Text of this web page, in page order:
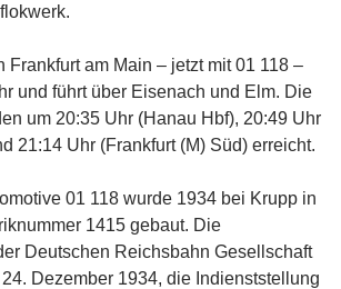
Frankfurt am Main – jetzt mit 01 118 –
und führt über Eisenach und Elm. Die
um 20:35 Uhr (Hanau Hbf), 20:49 Uhr
21:14 Uhr (Frankfurt (M) Süd) erreicht.
01 118 wurde 1934 bei Krupp in
1415 gebaut. Die
Deutschen Reichsbahn Gesellschaft
Dezember 1934, die Indienststellung